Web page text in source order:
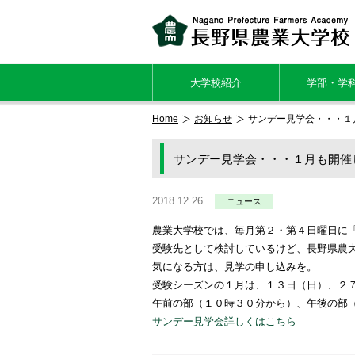
大学校紹介 学部・学
Home お知らせ サンデー見学会・・・
サンデー見学会・・・１月も開
2018.12.26 ニュース
農業大学校では、毎月第２・第４日曜日に
受験先として検討しているけど、長野県農
気になる方は、見学の申し込みを。
受験シーズンの１月は、１３日（日）、２
午前の部（１０時３０分から）、午後の
サンデー見学会詳しくはこちら